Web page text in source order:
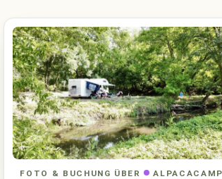
FOTO & BUCHUNG ÜBER